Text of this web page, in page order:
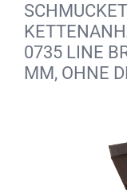
0735 LINE
MM, OHNE